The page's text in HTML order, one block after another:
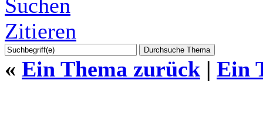
Suchen
Zitieren
« Ein Thema zurück | Ein